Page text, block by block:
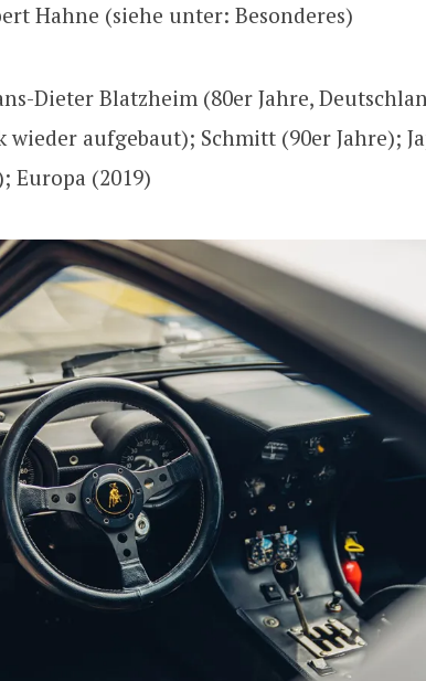
Hahne (siehe unter: Besonderes)
Dieter Blatzheim (80er Jahre,
wieder aufgebaut); Schmitt (90er Jahre);
Europa (2019)